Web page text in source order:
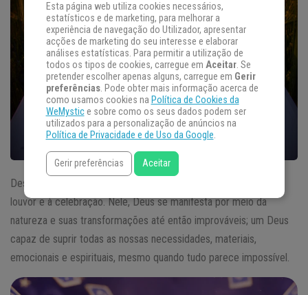
Descrito em apenas 8 versículos, o
louvor e à celebração. Nele, Deus se manifesta por meio da
natureza e suas transformações até então improváveis; um Deus
capaz de suprir todas as nossas necessidades, materiais,
emocionais e espirituais, mesmo quando tudo parece impossível.
Esta página web utiliza cookies necessários,
estatísticos e de marketing, para melhorar a
experiência de navegação do Utilizador, apresentar
acções de marketing do seu interesse e elaborar
análises estatísticas. Para permitir a utilização de
todos os tipos de cookies, carregue em Aceitar. Se
pretender escolher apenas alguns, carregue em Gerir
preferências. Pode obter mais informação acerca de
como usamos cookies na Política de Cookies da
WeMystice sobre como os seus dados podem ser
utilizados para a personalização de anúncios na
Política de Privacidade e de Uso da Google.
Gerir preferências Aceitar